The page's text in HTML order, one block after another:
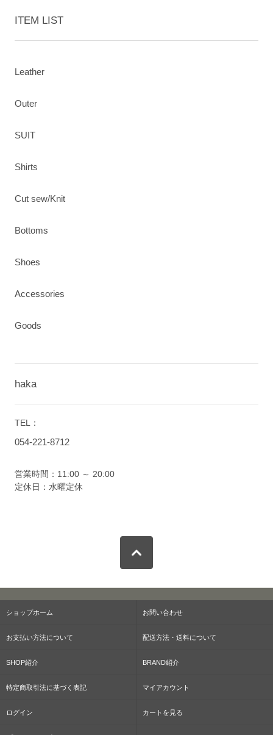
ITEM LIST
Leather
Outer
SUIT
Shirts
Cut sew/Knit
Bottoms
Shoes
Accessories
Goods
haka
TEL：
054-221-8712
営業時間：11:00 ～ 20:00
定休日：水曜定休
ショップホーム お問い合わせ
お支払い方法について 配送方法・送料について
SHOP紹介 BRAND紹介
特定商取引法に基づく表記 マイアカウント
ログイン カートを見る